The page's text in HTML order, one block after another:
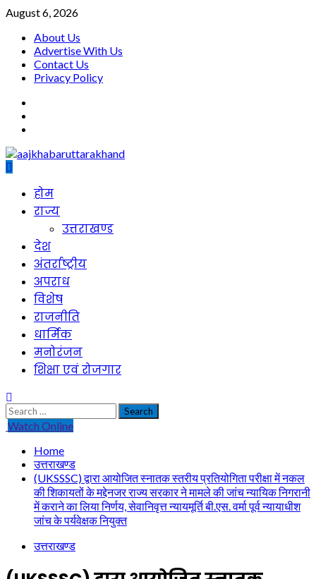
Skip
content
August 6, 2026
About Us
Advertise With Us
Contact Us
Privacy Policy
Primaryहोम
राज्य
उत्तराखण्ड
देश
अंतर्राष्ट्रीय
अपराध
विशेष
राजनीति
धार्मिक
मनोरंजन
शिक्षा एवं रोजगार
Search
for:
Watch Online
Home
उत्तराखण्ड
(UKSSSC) द्वारा आयोजित स्नातक स्तरीय प्रतियोगिता परीक्षा में नकल
की शिकायतों के मद्देनजर राज्य सरकार ने मामले की जांच न्यायिक निगरानी
में कराने का लिया निर्णय, सेवानिवृत्त न्यायमूर्ति बी.एस. वर्मा पूर्व न्यायाधीश
जांच के पर्यवेक्षक नियुक्त
उत्तराखण्ड